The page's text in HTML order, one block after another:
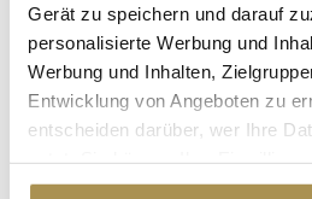
Gerät zu speichern und darauf
personalisierte Werbung und
Werbung und Inhalten,
Entwicklung von Angeboten zu
entscheiden darüber, wer Ihre
Cookie-Erklärung oder durch